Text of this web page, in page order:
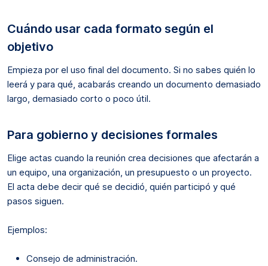
Cuándo usar cada formato según el
objetivo
Empieza por el uso final del documento. Si no sabes quién lo
leerá y para qué, acabarás creando un documento demasiado
largo, demasiado corto o poco útil.
Para gobierno y decisiones formales
Elige actas cuando la reunión crea decisiones que afectarán a
un equipo, una organización, un presupuesto o un proyecto.
El acta debe decir qué se decidió, quién participó y qué
pasos siguen.
Ejemplos:
Consejo de administración.